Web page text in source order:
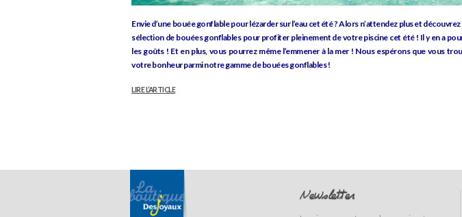
Envie d’une bouée gonflable pour lézarder sur l’eau cet été ? Alors n’attendez plus et
sélection de bouées gonflables pour profiter pleinement de votre piscine cet été ! Il y en a
les goûts ! Et en plus, vous pourrez même l’emmener à la mer ! Nous espérons que vous
votre bonheur parmi notre gamme de bouées gonflables !
LIRE L’ARTICLE
Newsletter